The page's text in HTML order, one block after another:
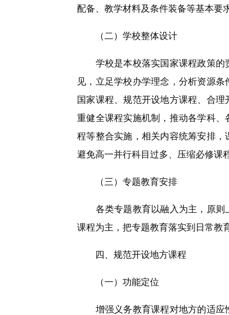
配备、教学材料及条件装备等基本要
（二）学校整体设计
学校是本校落实国家课程政策的
见，立足学校办学理念，分析资源
国家课程、规范开设地方课程、合
重健全课程实施机制，推动各学科
程等整合实施，相关内容统筹安排
避免高一并行科目过多、压缩必修课
（三）专题教育安排
各类专题教育以融入为主，原则
课程为主，把专题教育落实到日常教
四、规范开设地方课程
（一）功能定位
增强义务教育课程对地方的适应